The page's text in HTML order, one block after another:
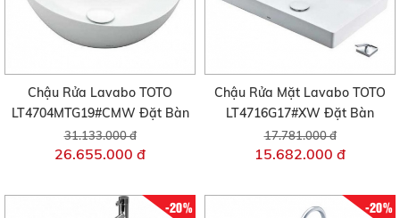
Chậu Rửa Lavabo TOTO
LT4704MTG19#CMW Đặt Bàn
31.133.000 đ
26.655.000 đ
Chậu Rửa Mặt Lavabo TOTO
LT4716G17#XW Đặt Bàn
17.781.000 đ
15.682.000 đ
-20% -20%